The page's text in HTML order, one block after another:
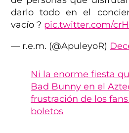
darlo todo en el
vacío ? pic.twitter.com/
— r.e.m. (@ApuleyoR)
Ni la enorme fiesta
Bad Bunny en el
frustración de los
boletos